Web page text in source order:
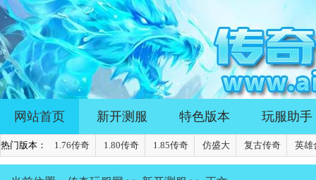
网站首页 新开测服 特色版本 玩服助手
热门版本： 1.76传奇 1.80传奇 1.85传奇 仿盛大 复古传奇 英雄